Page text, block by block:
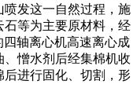
发这一自然过程，施
等为主要原材料，经
轴离心机高速离心成
憎水剂后经集棉机收
进行固化、切割，形